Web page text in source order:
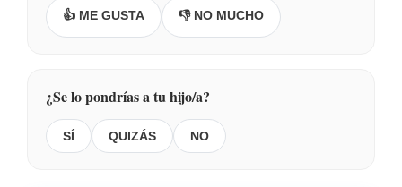
👍 ME GUSTA 👎 NO MUCHO
¿Se lo pondrías a tu hijo/a?
SÍ QUIZÁS NO